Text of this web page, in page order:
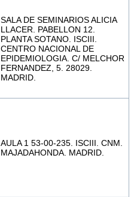
SALA DE SEMINARIOS ALICIA
LLACER. PABELLON 12.
PLANTA SOTANO. ISCIII.
CENTRO NACIONAL DE
EPIDEMIOLOGIA. C/ MELCHOR
FERNANDEZ, 5. 28029.
MADRID.
AULA 1 53-00-235. ISCIII. CNM.
MAJADAHONDA. MADRID.